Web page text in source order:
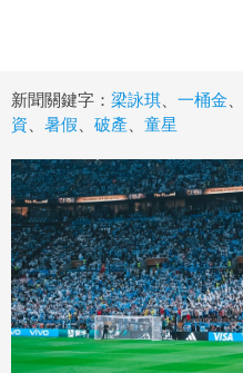
新聞關鍵字： 梁詠琪 一桶金
資
暑假 破產 童星